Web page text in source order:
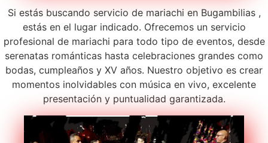
Si estás buscando servicio de mariachi en Bugambilias ,
estás en el lugar indicado. Ofrecemos un servicio
profesional de mariachi para todo tipo de eventos, desde
serenatas románticas hasta celebraciones grandes como
bodas, cumpleaños y XV años. Nuestro objetivo es crear
momentos inolvidables con música en vivo, excelente
presentación y puntualidad garantizada.